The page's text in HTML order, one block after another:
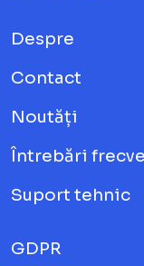
Despre
Contact
Noutăți
Întrebări
Suport tehnic
GDPR